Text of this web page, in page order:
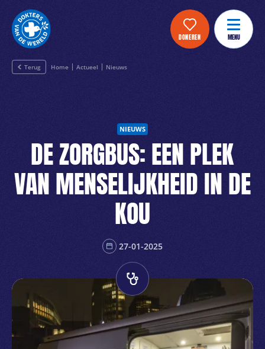
DONEREN MENU
Terug Home Actueel Nieuws
NIEUWS
DE ZORGBUS: EEN PLEK
VAN MENSELIJKHEID IN DE
KOU
27-01-2025